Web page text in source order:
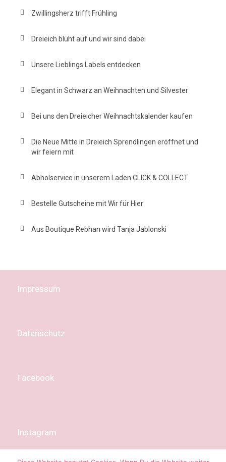
Zwillingsherz trifft Frühling
Dreieich blüht auf und wir sind dabei
Unsere Lieblings Labels entdecken
Elegant in Schwarz an Weihnachten und Silvester
Bei uns den Dreieicher Weihnachtskalender kaufen
Die Neue Mitte in Dreieich Sprendlingen eröffnet und
wir feiern mit
Abholservice in unserem Laden CLICK & COLLECT
Bestelle Gutscheine mit Wir für Hier
Aus Boutique Rebhan wird Tanja Jablonski
Impressum
Datenschutz
Facebook
Instagram